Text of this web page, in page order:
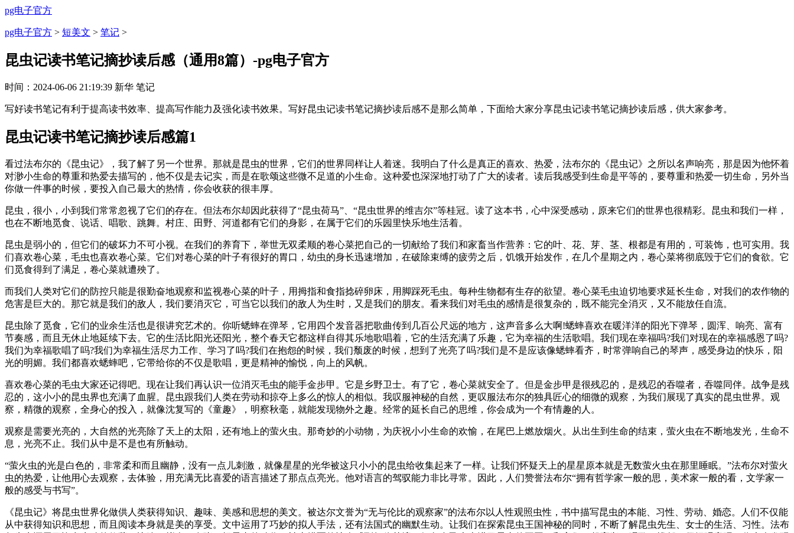
pg电子官方
pg电子官方 > 短美文 > 笔记 >
昆虫记读书笔记摘抄读后感（通用8篇）-pg电子官方
时间： 2024-06-06 21:19:39 新华 笔记
写好读书笔记有利于提高读书效率、提高写作能力及强化读书效果。写好昆虫记读书笔记摘抄读后感不是那么简单，下面给大家分享昆虫记读书笔记摘抄读后感，供大家参考。
昆虫记读书笔记摘抄读后感篇1
看过法布尔的《昆虫记》，我了解了另一个世界。那就是昆虫的世界，它们的世界同样让人着迷。我明白了什么是真正的喜欢、热爱，法布尔的《昆虫记》之所以名声响亮，那是因为他怀着
对渺小生命的尊重和热爱去描写的，他不仅是去记实，而是在歌颂这些微不足道的小生命。这种爱也深深地打动了广大的读者。读后我感受到生命是平等的，要尊重和热爱一切生命，另外当
你做一件事的时候，要投入自己最大的热情，你会收获的很丰厚。
昆虫，很小，小到我们常常忽视了它们的存在。但法布尔却因此获得了“昆虫荷马”、“昆虫世界的维吉尔”等桂冠。读了这本书，心中深受感动，原来它们的世界也很精彩。昆虫和我们一样，
也在不断地觅食、说话、唱歌、跳舞。村庄、田野、河道都有它们的身影，在属于它们的乐园里快乐地生活着。
昆虫是弱小的，但它们的破坏力不可小视。在我们的养育下，举世无双柔顺的卷心菜把自己的一切献给了我们和家畜当作营养：它的叶、花、芽、茎、根都是有用的，可装饰，也可实用。我
们喜欢卷心菜，毛虫也喜欢卷心菜。它们对卷心菜的叶子有很好的胃口，幼虫的身长迅速增加，在破除束缚的疲劳之后，饥饿开始发作，在几个星期之内，卷心菜将彻底毁于它们的食欲。它
们觅食得到了满足，卷心菜就遭殃了。
而我们人类对它们的防控只能是很勤奋地观察和监视卷心菜的叶子，用拇指和食指捻碎卵床，用脚踩死毛虫。每种生物都有生存的欲望。卷心菜毛虫迫切地要求延长生命，对我们的农作物的
危害是巨大的。那它就是我们的敌人，我们要消灭它，可当它以我们的敌人为生时，又是我们的朋友。看来我们对毛虫的感情是很复杂的，既不能完全消灭，又不能放任自流。
昆虫除了觅食，它们的业余生活也是很讲究艺术的。你听蟋蟀在弹琴，它用四个发音器把歌曲传到几百公尺远的地方，这声音多么大啊!蟋蟀喜欢在暖洋洋的阳光下弹琴，圆浑、响亮、富有
节奏感，而且无休止地延续下去。它的生活比阳光还阳光，整个春天它都这样自得其乐地歌唱着，它的生活充满了乐趣，它为幸福的生活歌唱。我们现在幸福吗?我们对现在的幸福感恩了吗?
我们为幸福歌唱了吗?我们为幸福生活尽力工作、学习了吗?我们在抱怨的时候，我们颓废的时候，想到了光亮了吗?我们是不是应该像蟋蟀看齐，时常弹响自己的琴声，感受身边的快乐，阳
光的明媚。我们都喜欢蟋蟀吧，它带给你的不仅是歌唱，更是精神的愉悦，向上的风帆。
喜欢卷心菜的毛虫大家还记得吧。现在让我们再认识一位消灭毛虫的能手金步甲。它是乡野卫士。有了它，卷心菜就安全了。但是金步甲是很残忍的，是残忍的吞噬者，吞噬同伴。战争是残
忍的，这小小的昆虫界也充满了血腥。昆虫跟我们人类在劳动和掠夺上多么的惊人的相似。我叹服神秘的自然，更叹服法布尔的独具匠心的细微的观察，为我们展现了真实的昆虫世界。观
察，精微的观察，全身心的投入，就像沈复写的《童趣》，明察秋毫，就能发现物外之趣。经常的延长自己的思维，你会成为一个有情趣的人。
观察是需要光亮的，大自然的光亮除了天上的太阳，还有地上的萤火虫。那奇妙的小动物，为庆祝小小生命的欢愉，在尾巴上燃放烟火。从出生到生命的结束，萤火虫在不断地发光，生命不
息，光亮不止。我们从中是不是也有所触动。
“萤火虫的光是白色的，非常柔和而且幽静，没有一点儿刺激，就像星星的光华被这只小小的昆虫给收集起来了一样。让我们怀疑天上的星星原本就是无数萤火虫在那里睡眠。”法布尔对萤火
虫的热爱，让他用心去观察，去体验，用充满无比喜爱的语言描述了那点点亮光。他对语言的驾驭能力非比寻常。因此，人们赞誉法布尔“拥有哲学家一般的思，美术家一般的看，文学家一
般的感受与书写”。
《昆虫记》将昆虫世界化做供人类获得知识、趣味、美感和思想的美文。被达尔文誉为“无与伦比的观察家”的法布尔以人性观照虫性，书中描写昆虫的本能、习性、劳动、婚恋。人们不仅能
从中获得知识和思想，而且阅读本身就是美的享受。文中运用了巧妙的拟人手法，还有法国式的幽默生动。让我们在探索昆虫王国神秘的同时，不断了解昆虫先生、女士的生活、习性。法布